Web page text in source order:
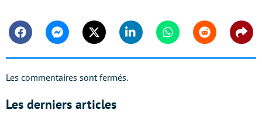
FacebookMessengerTwitter Linkedin WhatsappReddit
Les commentaires sont fermés.
Les derniers articles